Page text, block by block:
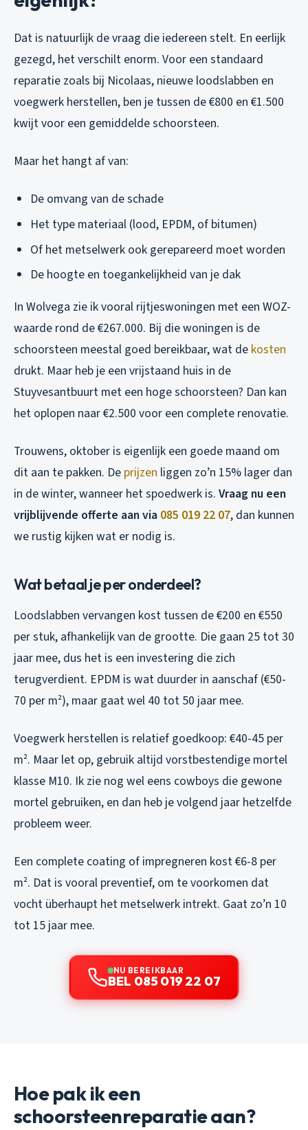
Dat is natuurlijk de vraag die iedereen stelt. En eerlijk
gezegd, het verschilt enorm. Voor een standaard
reparatie zoals bij Nicolaas, nieuwe loodslabben en
voegwerk herstellen, ben je tussen de €800 en €1.500
kwijt voor een gemiddelde schoorsteen.
Maar het hangt af van:
De omvang van de schade
Het type materiaal (lood, EPDM, of bitumen)
Of het metselwerk ook gerepareerd moet worden
De hoogte en toegankelijkheid van je dak
In Wolvega zie ik vooral rijtjeswoningen met een WOZ-
waarde rond de €267.000. Bij die woningen is de
schoorsteen meestal goed bereikbaar, wat de kosten
drukt. Maar heb je een vrijstaand huis in de
Stuyvesantbuurt met een hoge schoorsteen? Dan kan
het oplopen naar €2.500 voor een complete renovatie.
Trouwens, oktober is eigenlijk een goede maand om
dit aan te pakken. De prijzen liggen zo’n 15% lager dan
in de winter, wanneer het spoedwerk is. Vraag nu een
vrijblijvende offerte aan via 085 019 22 07, dan kunnen
we rustig kijken wat er nodig is.
Wat betaal je per onderdeel?
Loodslabben vervangen kost tussen de €200 en €550
per stuk, afhankelijk van de grootte. Die gaan 25 tot 30
jaar mee, dus het is een investering die zich
terugverdient. EPDM is wat duurder in aanschaf (€50-
70 per m²), maar gaat wel 40 tot 50 jaar mee.
Voegwerk herstellen is relatief goedkoop: €40-45 per
m². Maar let op, gebruik altijd vorstbestendige mortel
klasse M10. Ik zie nog wel eens cowboys die gewone
mortel gebruiken, en dan heb je volgend jaar hetzelfde
probleem weer.
Een complete coating of impregneren kost €6-8 per
m². Dat is vooral preventief, om te voorkomen dat
vocht überhaupt het metselwerk intrekt. Gaat zo’n 10
tot 15 jaar mee.
NU BEREIKBAAR
BEL 085 019 22 07
Hoe pak ik een
schoorsteenreparatie aan?